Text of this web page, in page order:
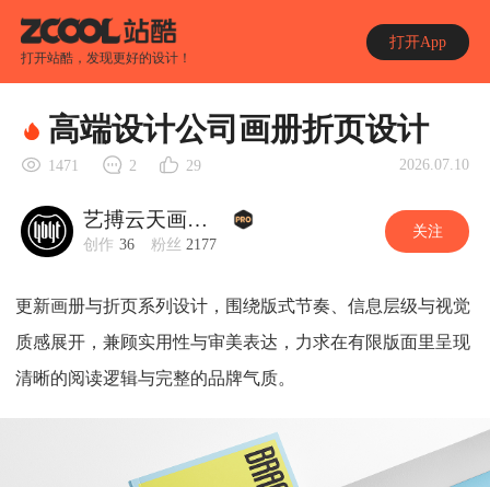
打开站酷，发现更好的设计！
打开App
高端设计公司画册折页设计
1471 2 29 2026.07.10
艺搏云天画册设计
创作 36 粉丝 2177
关注
更新画册与折页系列设计，围绕版式节奏、信息层级与视觉
质感展开，兼顾实用性与审美表达，力求在有限版面里呈现
清晰的阅读逻辑与完整的品牌气质。